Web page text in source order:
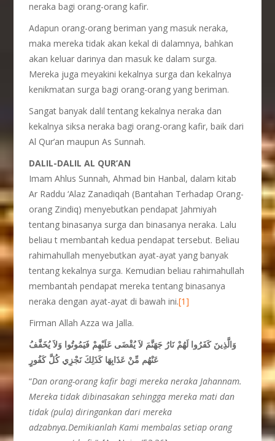
neraka bagi orang-orang kafir.
Adapun orang-orang beriman yang masuk neraka,
maka mereka tidak akan kekal di dalamnya, bahkan
akan keluar darinya dan masuk ke dalam surga.
Mereka juga meyakini kekalnya surga dan kekalnya
kenikmatan surga bagi orang-orang yang beriman.
Sangat banyak dalil tentang kekalnya neraka dan
kekalnya siksa neraka bagi orang-orang kafir, baik dari
Al Qur’an maupun As Sunnah.
DALIL-DALIL AL QUR’AN
Imam Ahlus Sunnah, Ahmad bin Hanbal, dalam kitab
Ar Raddu ‘Alaz Zanadiqah (Bantahan Terhadap Orang-
orang Zindiq) menyebutkan pendapat Jahmiyah
tentang binasanya surga dan binasanya neraka. Lalu
beliau t membantah kedua pendapat tersebut. Beliau
rahimahullah menyebutkan ayat-ayat yang banyak
tentang kekalnya surga. Kemudian beliau rahimahullah
membantah pendapat mereka tentang binasanya
neraka dengan ayat-ayat di bawah ini.[1]
Firman Allah Azza wa Jalla.
وَالَّذِينَ كَفَرُوا لَهُمْ نَارُ جَهَنَّمَ لاَ يُقْضَى عَلَيْهِمْ فَيَمُوتُوا وَلاَ يُخَفَّفُ
عَنْهُم مِّنْ عَذَابِهَا كَذَلِكَ نَجْزِي كُلَّ كَفُورٍ
“Dan orang-orang kafir bagi mereka neraka Jahannam.
Mereka tidak dibinasakan sehingga mereka mati dan
tidak (pula) diringankan dari mereka
adzabnya.Demikianlah Kami membalas setiap orang